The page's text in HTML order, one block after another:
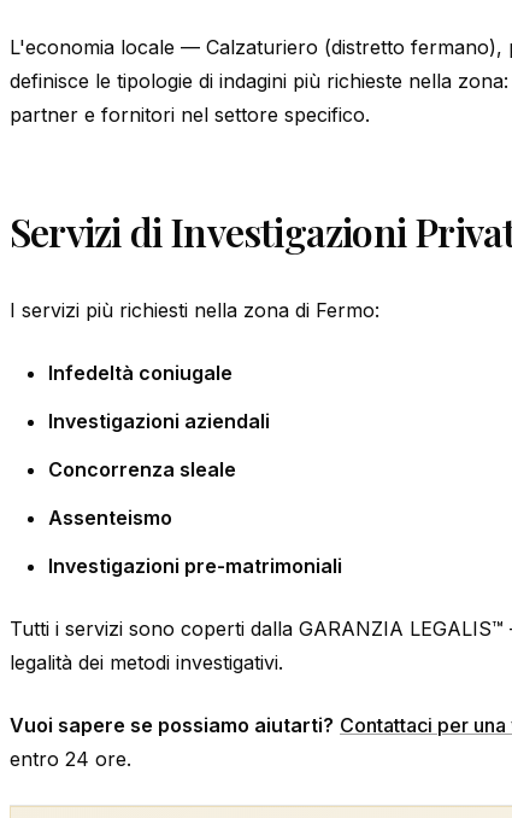
L'economia locale — Calzaturiero (distretto
definisce le tipologie di indagini più richieste nella
partner e fornitori nel settore specifico.
Servizi di Investigazioni
I servizi più richiesti nella zona di Fermo:
Infedeltà coniugale
Investigazioni aziendali
Concorrenza sleale
Assenteismo
Investigazioni pre-matrimoniali
Tutti i servizi sono coperti dalla GARANZIA
legalità dei metodi investigativi.
Vuoi sapere se possiamo aiutarti? Contattaci per
entro 24 ore.